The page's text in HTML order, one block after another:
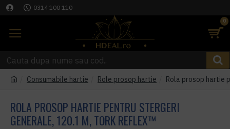
0314 100 110
0
Consumabile hartie Role prosop hartie Rola prosop hartie
ROLA PROSOP HARTIE PENTRU STERGERI
GENERALE, 120.1 M, TORK REFLEX™